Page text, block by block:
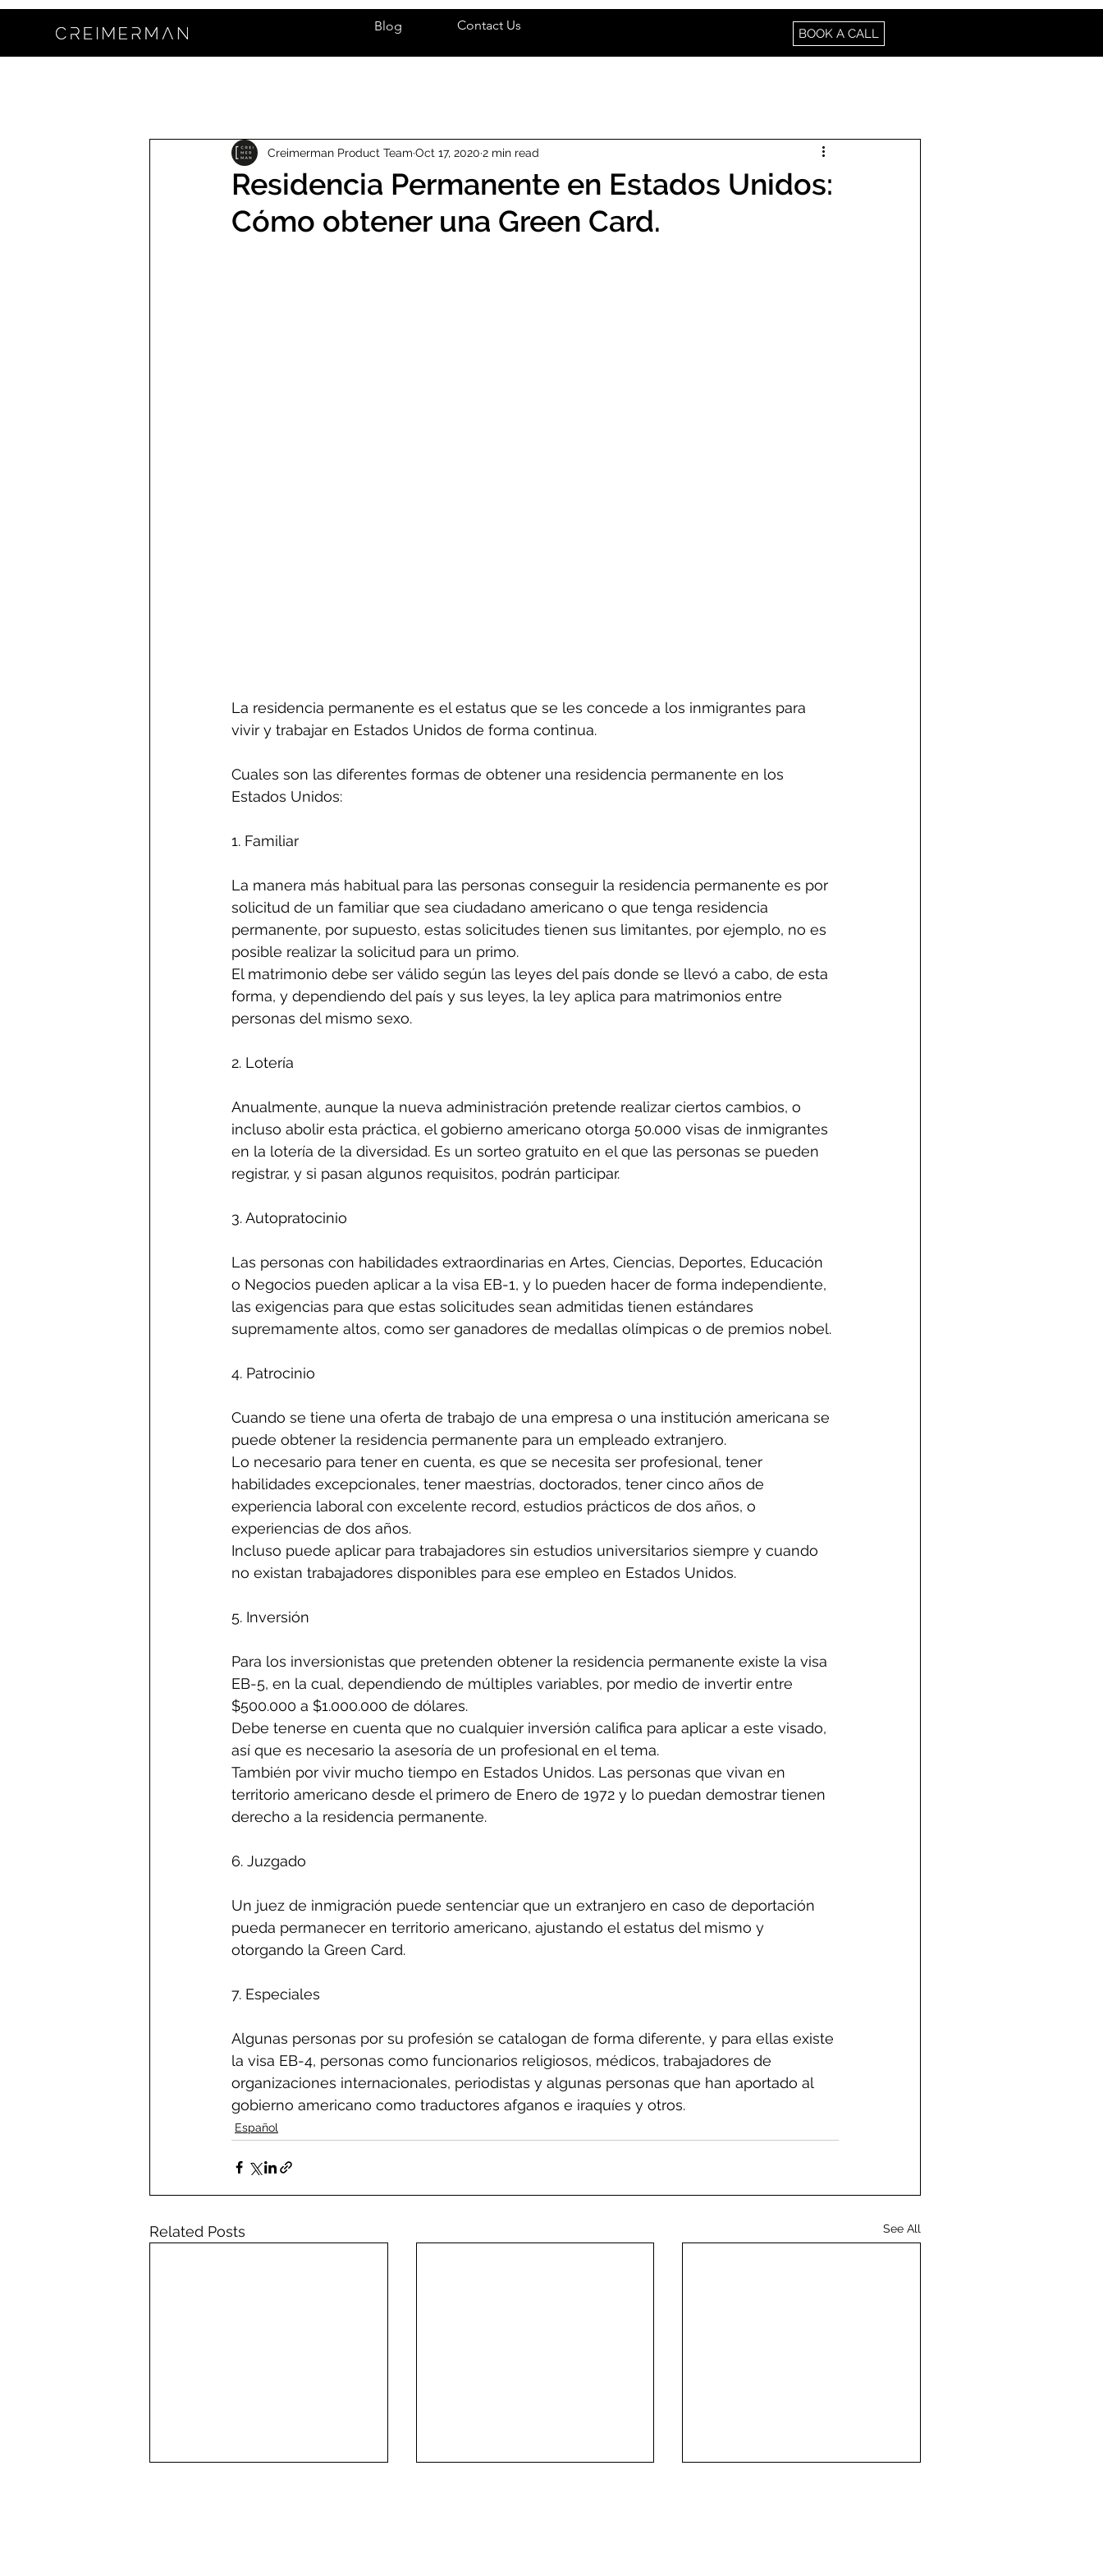
Blog Contact Us
BOOK A CALL
Residencia Permanente en Estados Unidos:
Cómo obtener una Green Card.
Creimerman Product Team Oct 17, 2020 2 min read
La residencia permanente es el estatus que se les concede a los inmigrantes para
vivir y trabajar en Estados Unidos de forma continua.
Cuales son las diferentes formas de obtener una residencia permanente en los
Estados Unidos:
1. Familiar
La manera más habitual para las personas conseguir la residencia permanente es por
solicitud de un familiar que sea ciudadano americano o que tenga residencia
permanente, por supuesto, estas solicitudes tienen sus limitantes, por ejemplo, no es
posible realizar la solicitud para un primo.
El matrimonio debe ser válido según las leyes del país donde se llevó a cabo, de esta
forma, y dependiendo del país y sus leyes, la ley aplica para matrimonios entre
personas del mismo sexo.
2. Lotería
Anualmente, aunque la nueva administración pretende realizar ciertos cambios, o
incluso abolir esta práctica, el gobierno americano otorga 50.000 visas de inmigrantes
en la lotería de la diversidad. Es un sorteo gratuito en el que las personas se pueden
registrar, y si pasan algunos requisitos, podrán participar.
3. Autopratocinio
Las personas con habilidades extraordinarias en Artes, Ciencias, Deportes, Educación
o Negocios pueden aplicar a la visa EB-1, y lo pueden hacer de forma independiente,
las exigencias para que estas solicitudes sean admitidas tienen estándares
supremamente altos, como ser ganadores de medallas olímpicas o de premios nobel.
4. Patrocinio
Cuando se tiene una oferta de trabajo de una empresa o una institución americana se
puede obtener la residencia permanente para un empleado extranjero.
Lo necesario para tener en cuenta, es que se necesita ser profesional, tener
habilidades excepcionales, tener maestrías, doctorados, tener cinco años de
experiencia laboral con excelente record, estudios prácticos de dos años, o
experiencias de dos años.
Incluso puede aplicar para trabajadores sin estudios universitarios siempre y cuando
no existan trabajadores disponibles para ese empleo en Estados Unidos.
5. Inversión
Para los inversionistas que pretenden obtener la residencia permanente existe la visa
EB-5, en la cual, dependiendo de múltiples variables, por medio de invertir entre
$500.000 a $1.000.000 de dólares.
Debe tenerse en cuenta que no cualquier inversión califica para aplicar a este visado,
así que es necesario la asesoría de un profesional en el tema.
También por vivir mucho tiempo en Estados Unidos. Las personas que vivan en
territorio americano desde el primero de Enero de 1972 y lo puedan demostrar tienen
derecho a la residencia permanente.
6. Juzgado
Un juez de inmigración puede sentenciar que un extranjero en caso de deportación
pueda permanecer en territorio americano, ajustando el estatus del mismo y
otorgando la Green Card.
7. Especiales
Algunas personas por su profesión se catalogan de forma diferente, y para ellas existe
la visa EB-4, personas como funcionarios religiosos, médicos, trabajadores de
organizaciones internacionales, periodistas y algunas personas que han aportado al
gobierno americano como traductores afganos e iraquíes y otros.
Español
Related Posts See All